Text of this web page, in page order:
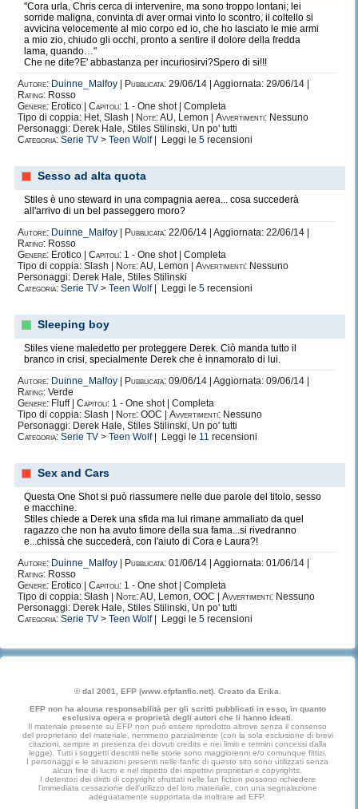
"Cora urla, Chris cerca di intervenire, ma sono troppo lontani; lei
sorride maligna, convinta di aver ormai vinto lo scontro, il coltello si
avvicina velocemente al mio corpo ed io, che ho lasciato le mie armi
a mio zio, chiudo gli occhi, pronto a sentire il dolore della fredda
lama, quando…"
Che ne dite?E' abbastanza per incuriosirvi?Spero di si!!!
Autore: Duinne_Malfoy Pubblicata: 29/06/14 | Aggiornata: 29/06/14 |
Rating: Rosso
Genere: Erotico | Capitoli: 1 - One shot | Completa
Tipo di coppia: Het, Slash |
Note:AU, Lemon | Avvertimenti: Nessuno
Personaggi: Derek Hale, Stiles Stilinski, Un po' tutti
Categoria: Serie TV > Teen Wolf| Leggi le 5 recensioni
Sesso ad alta quota
Stiles è uno steward in una compagnia aerea... cosa succederà
all'arrivo di un bel passeggero moro?
Autore: Duinne_Malfoy Pubblicata: 22/06/14 | Aggiornata: 22/06/14 |
Rating: Rosso
Genere: Erotico | Capitoli: 1 - One shot | Completa
Tipo di coppia: Slash |
Note:AU, Lemon | Avvertimenti: Nessuno
Personaggi: Derek Hale, Stiles Stilinski
Categoria: Serie TV > Teen Wolf| Leggi le 5 recensioni
Sleeping boy
Stiles viene maledetto per proteggere Derek. Ciò manda tutto il
branco in crisi, specialmente Derek che è innamorato di lui.
Autore: Duinne_Malfoy Pubblicata: 09/06/14 | Aggiornata: 09/06/14 |
Rating: Verde
Genere: Fluff | Capitoli: 1 - One shot | Completa
Tipo di coppia: Slash |
Note: OOC | Avvertimenti: Nessuno
Personaggi: Derek Hale, Stiles Stilinski, Un po' tutti
Categoria: Serie TV > Teen Wolf| Leggi le 11 recensioni
Sex and Cars
Questa One Shot si può riassumere nelle due parole del titolo, sesso
e macchine.
Stiles chiede a Derek una sfida ma lui rimane ammaliato da quel
ragazzo che non ha avuto timore della sua fama...si rivedranno
e...chissà che succederà, con l'aiuto di Cora e Laura?!
Autore: Duinne_Malfoy Pubblicata: 01/06/14 | Aggiornata: 01/06/14 |
Rating: Rosso
Genere: Erotico | Capitoli: 1 - One shot | Completa
Tipo di coppia: Slash |
Note:AU, Lemon, OOC | Avvertimenti: Nessuno
Personaggi: Derek Hale, Stiles Stilinski, Un po' tutti
Categoria: Serie TV > Teen Wolf| Leggi le 5 recensioni
© dal 2001, EFP (www.efpfanfic.net). Creato da Erika.
EFP non ha alcuna responsabilità per gli scritti pubblicati in esso, in quanto
esclusiva opera e proprietà degli autori che li hanno ideati.
Il materiale presente su EFP non può essere riprodotto altrove senza il consenso
del proprietario del materiale, nemmeno parzialmente (con la sola esclusione di brevi
citazioni, sempre in presenza dei dovuti credits e nei limiti e termini concessi dalla
legge). Tutti i soggetti descritti nelle storie sono maggiorenni e/o comunque fittizi.
I personaggi e le situazioni presenti nelle fanfic di questo sito sono utilizzati senza
alcun fine di lucro e nel rispetto dei rispettivi proprietari e copyrights.
I detentori dei diritti di copyright sfruttati nelle fan fiction possono richiedere
l'immediata cessazione dell'utilizzo del loro materiale, con una segnalazione
adeguatamente supportata da inoltrare ad EFP.